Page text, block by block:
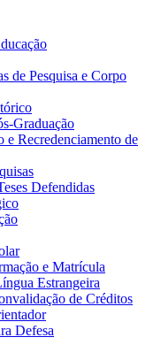
de Pesquisa e Corpo
Graduação
e Recredenciamento de
Defendidas
e Matrícula
Estrangeira
de Créditos
Defesa